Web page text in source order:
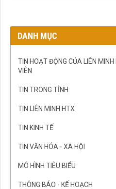
DANH MỤC
TIN HOẠT ĐỘNG CỦA LIÊN
VIÊN
TIN TRONG TỈNH
TIN LIÊN MINH HTX
TIN KINH TẾ
TIN VĂN HÓA - XÃ HỘI
MÔ HÌNH TIÊU BIỂU
THÔNG BÁO - KẾ HOẠCH